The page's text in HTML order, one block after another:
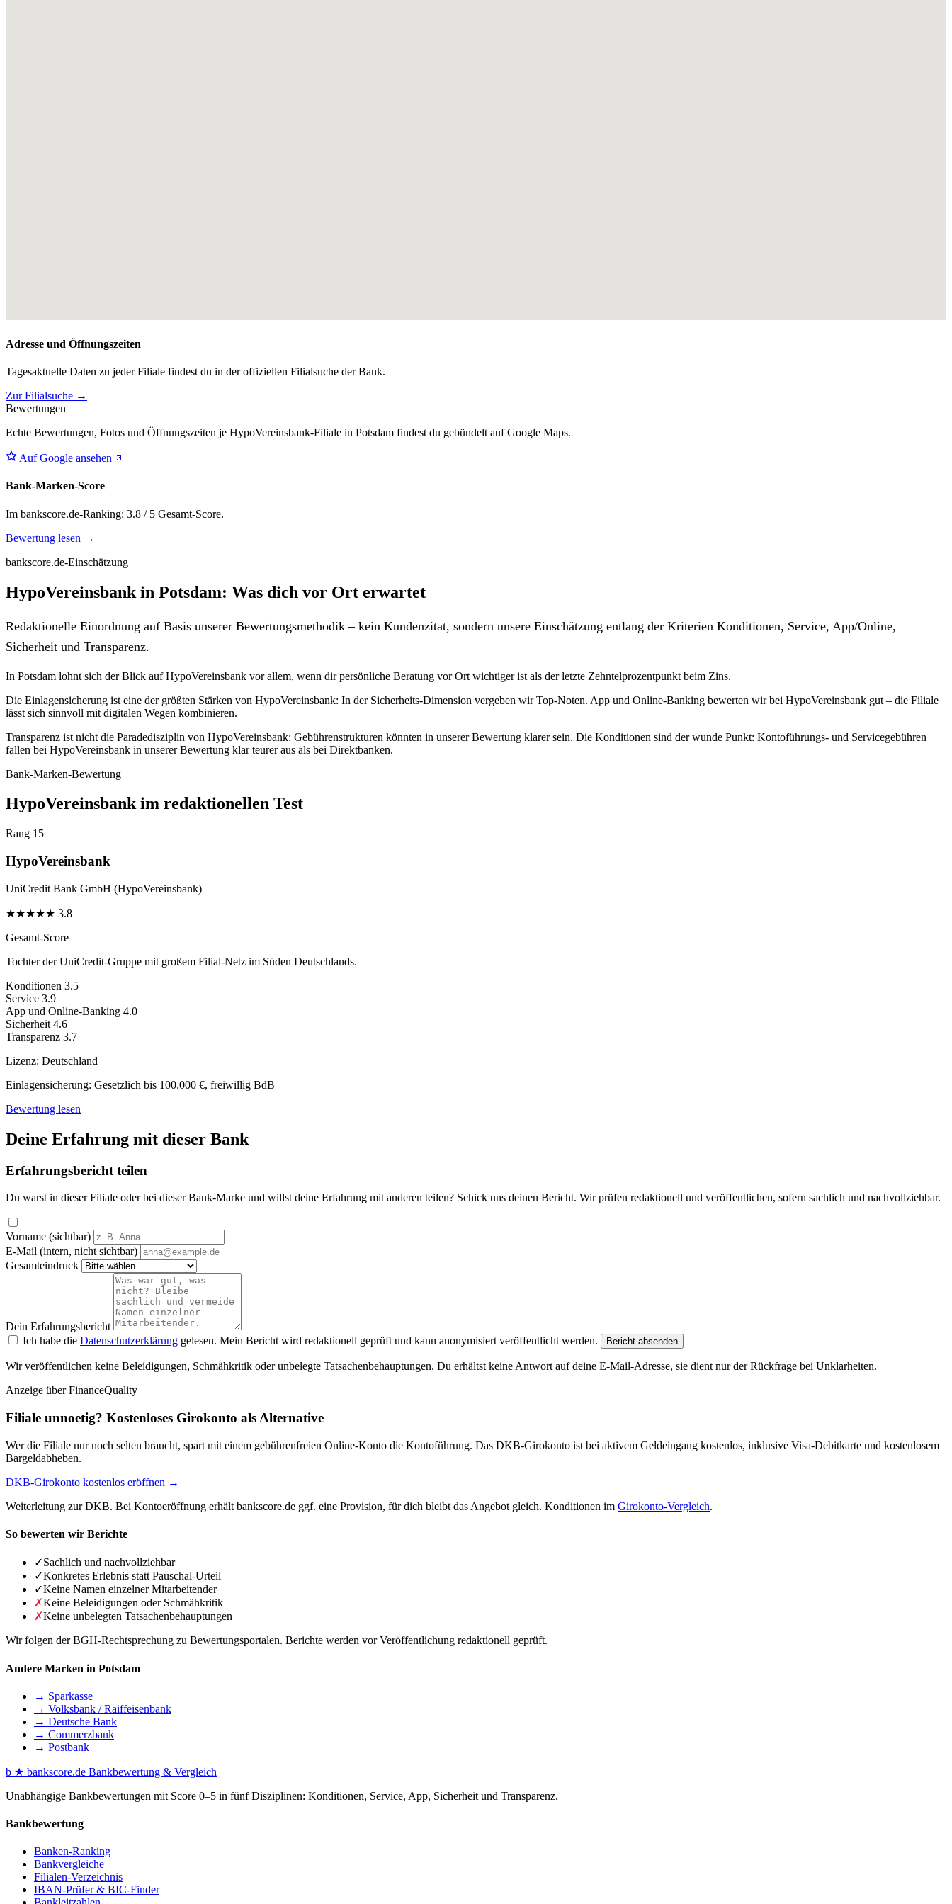
Adresse und Öffnungszeiten
Tagesaktuelle Daten zu jeder Filiale findest du in der offiziellen Filialsuche der Bank.
Zur Filialsuche →
Bewertungen
Echte Bewertungen, Fotos und Öffnungszeiten je HypoVereinsbank-Filiale in Potsdam findest du gebündelt auf Google Maps.
Auf Google ansehen
Bank-Marken-Score
Im bankscore.de-Ranking: 3.8 / 5 Gesamt-Score.
Bewertung lesen →
bankscore.de-Einschätzung
HypoVereinsbank in Potsdam: Was dich vor Ort erwartet
Redaktionelle Einordnung auf Basis unserer Bewertungsmethodik – kein Kundenzitat, sondern unsere Einschätzung entlang der Kriterien Konditionen, Service, App/Online,
Sicherheit und Transparenz.
In Potsdam lohnt sich der Blick auf HypoVereinsbank vor allem, wenn dir persönliche Beratung vor Ort wichtiger ist als der letzte Zehntelprozentpunkt beim Zins.
Die Einlagensicherung ist eine der größten Stärken von HypoVereinsbank: In der Sicherheits-Dimension vergeben wir Top-Noten. App und Online-Banking bewerten wir bei HypoVereinsbank gut – die Filiale
lässt sich sinnvoll mit digitalen Wegen kombinieren.
Transparenz ist nicht die Paradedisziplin von HypoVereinsbank: Gebührenstrukturen könnten in unserer Bewertung klarer sein. Die Konditionen sind der wunde Punkt: Kontoführungs- und Servicegebühren
fallen bei HypoVereinsbank in unserer Bewertung klar teurer aus als bei Direktbanken.
Bank-Marken-Bewertung
HypoVereinsbank im redaktionellen Test
Rang 15
HypoVereinsbank
UniCredit Bank GmbH (HypoVereinsbank)
★★★★★ 3.8
Gesamt-Score
Tochter der UniCredit-Gruppe mit großem Filial-Netz im Süden Deutschlands.
Konditionen 3.5
Service 3.9
App und Online-Banking 4.0
Sicherheit 4.6
Transparenz 3.7
Lizenz: Deutschland
Einlagensicherung: Gesetzlich bis 100.000 €, freiwillig BdB
Bewertung lesen
Deine Erfahrung mit dieser Bank
Erfahrungsbericht teilen
Du warst in dieser Filiale oder bei dieser Bank-Marke und willst deine Erfahrung mit anderen teilen? Schick uns deinen Bericht. Wir prüfen redaktionell und veröffentlichen, sofern sachlich und nachvollziehbar.
Vorname (sichtbar)
E-Mail (intern, nicht sichtbar)
Gesamteindruck
Dein Erfahrungsbericht
Ich habe die Datenschutzerklärung gelesen. Mein Bericht wird redaktionell geprüft und kann anonymisiert veröffentlicht werden. Bericht absenden
Wir veröffentlichen keine Beleidigungen, Schmähkritik oder unbelegte Tatsachenbehauptungen. Du erhältst keine Antwort auf deine E-Mail-Adresse, sie dient nur der Rückfrage bei Unklarheiten.
Anzeige über FinanceQuality
Filiale unnoetig? Kostenloses Girokonto als Alternative
Wer die Filiale nur noch selten braucht, spart mit einem gebührenfreien Online-Konto die Kontoführung. Das DKB-Girokonto ist bei aktivem Geldeingang kostenlos, inklusive Visa-Debitkarte und kostenlosem
Bargeldabheben.
DKB-Girokonto kostenlos eröffnen →
Weiterleitung zur DKB. Bei Kontoeröffnung erhält bankscore.de ggf. eine Provision, für dich bleibt das Angebot gleich. Konditionen im Girokonto-Vergleich.
So bewerten wir Berichte
✓Sachlich und nachvollziehbar
✓Konkretes Erlebnis statt Pauschal-Urteil
✓Keine Namen einzelner Mitarbeitender
✗Keine Beleidigungen oder Schmähkritik
✗Keine unbelegten Tatsachenbehauptungen
Wir folgen der BGH-Rechtsprechung zu Bewertungsportalen. Berichte werden vor Veröffentlichung redaktionell geprüft.
Andere Marken in Potsdam
→ Sparkasse
→ Volksbank / Raiffeisenbank
→ Deutsche Bank
→ Commerzbank
→ Postbank
b ★ bankscore.de Bankbewertung & Vergleich
Unabhängige Bankbewertungen mit Score 0–5 in fünf Disziplinen: Konditionen, Service, App, Sicherheit und Transparenz.
Bankbewertung
Banken-Ranking
Bankvergleiche
Filialen-Verzeichnis
IBAN-Prüfer & BIC-Finder